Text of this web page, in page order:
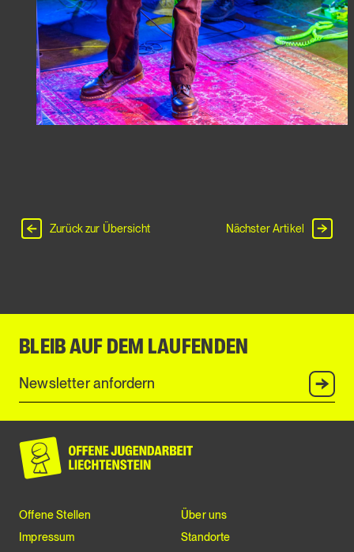
Nächster Artikel
Zurück zur Übersicht
BLEIB AUF DEM LAUFENDEN
Über uns
Standorte
Offene Stellen
Impressum